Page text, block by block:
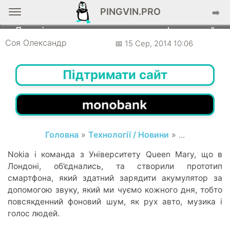
PINGVIN.PRO ➡️
📰 НОВИНИ
Дослідники створили смартфон, який
можна зарядити енергією звуку
Соя Олександр 📅 15 Сер, 2014 10:06
Підтримати сайт
Головна » Технології / Новини » ...
Nokia і команда з Університету Queen Mary, що в
Лондоні, об’єднались, та створили прототип
смартфона, який здатний зарядити акумулятор за
допомогою звуку, який ми чуємо кожного дня, тобто
повсякденний фоновий шум, як рух авто, музика і
голос людей.